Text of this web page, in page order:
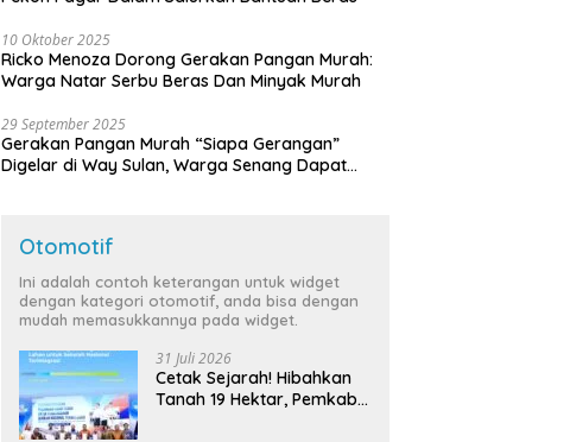
10 Oktober 2025
Ricko Menoza Dorong Gerakan Pangan Murah:
Warga Natar Serbu Beras Dan Minyak Murah
29 September 2025
Gerakan Pangan Murah “Siapa Gerangan”
Digelar di Way Sulan, Warga Senang Dapat
Otomotif
Ini adalah contoh keterangan untuk widget
dengan kategori otomotif, anda bisa dengan
mudah memasukkannya pada widget.
31 Juli 2026
Cetak Sejarah! Hibahkan
Tanah 19 Hektar, Pemkab